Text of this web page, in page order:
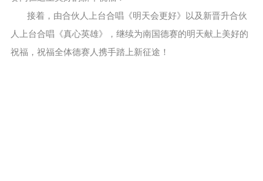
接着，由合伙人上台合唱《明天会更好》以及新晋升合伙
人上台合唱《真心英雄》，继续为南国德赛的明天献上美好的
祝福，祝福全体德赛人携手踏上新征途！